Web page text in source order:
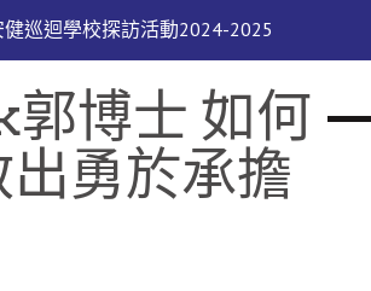
健巡迴學校探訪活動2024-2025
博士 如何
勇於承擔